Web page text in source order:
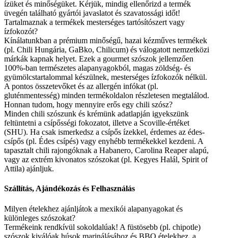
ízüket és minőségüket. Kérjük, mindig ellenőrizd a termék
üvegén található gyártói javaslatot és szavatossági időt!
Tartalmaznak a termékek mesterséges tartósítószert vagy
ízfokozót?
Kínálatunkban a prémium minőségű, hazai kézműves termékek
(pl. Chili Hungária, GaBko, Chilicum) és válogatott nemzetközi
márkák kapnak helyet. Ezek a gourmet szószok jellemzően
100%-ban természetes alapanyagokból, magas zöldség- és
gyümölcstartalommal készülnek, mesterséges ízfokozók nélkül.
A pontos összetevőket és az allergén infókat (pl.
gluténmentesség) minden termékoldalon részletesen megtalálod.
Honnan tudom, hogy mennyire erős egy chili szósz?
Minden chili szószunk és krémünk adatlapján igyekszünk
feltüntetni a csípősségi fokozatot, illetve a Scoville-értéket
(SHU). Ha csak ismerkedsz a csípős ízekkel, érdemes az édes-
csípős (pl. Édes csípés) vagy enyhébb termékekkel kezdeni. A
tapasztalt chili rajongóknak a Habanero, Carolina Reaper alapú,
vagy az extrém kivonatos szószokat (pl. Kegyes Halál, Spirit of
Attila) ajánljuk.
Szállítás, Ajándékozás és Felhasználás
Milyen ételekhez ajánljátok a mexikói alapanyagokat és
különleges szószokat?
Termékeink rendkívül sokoldalúak! A füstösebb (pl. chipotle)
szószok kiválóak húsok marinálásához és BBQ ételekhez, a